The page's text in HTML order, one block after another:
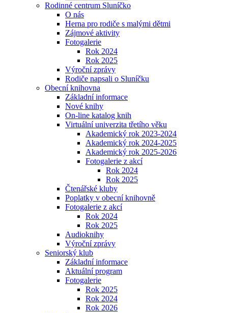
Rodinné centrum Sluníčko
O nás
Herna pro rodiče s malými dětmi
Zájmové aktivity
Fotogalerie
Rok 2024
Rok 2025
Výroční zprávy
Rodiče napsali o Sluníčku
Obecní knihovna
Základní informace
Nové knihy
On-line katalog knih
Virtuální univerzita třetího věku
Akademický rok 2023-2024
Akademický rok 2024-2025
Akademický rok 2025-2026
Fotogalerie z akcí
Rok 2024
Rok 2025
Čtenářské kluby
Poplatky v obecní knihovně
Fotogalerie z akcí
Rok 2024
Rok 2025
Audioknihy
Výroční zprávy
Seniorský klub
Základní informace
Aktuální program
Fotogalerie
Rok 2025
Rok 2024
Rok 2026